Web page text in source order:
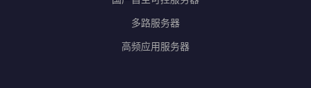
多路服务器
高频应用服务器